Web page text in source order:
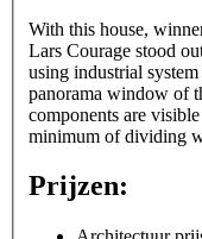
With this house, winner of Almere’s 2012 Architecture Prize
Lars Courage stood
using industrial
panorama window of
components are
minimum of dividing
Prijzen: